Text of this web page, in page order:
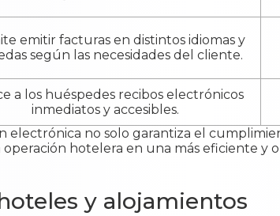
emitir facturas en distintos idiomas y
según las necesidades del cliente.
a los huéspedes recibos electrónicos
inmediatos y accesibles.
electrónica no solo garantiza el
hotelera en una más eficiente y
y alojamientos